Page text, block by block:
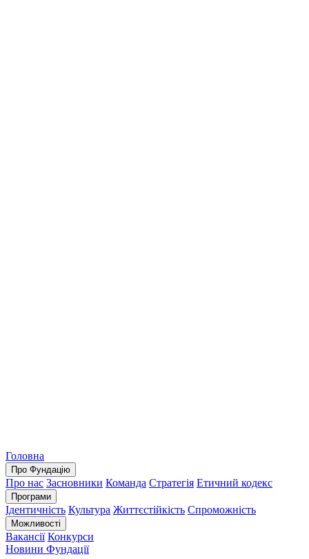
Головна
Про Фундацію
Про нас Засновники Команда Стратегія Етичний кодекс
Програми
Ідентичність Культура Життєстійкість Спроможність
Можливості
Вакансії Конкурси
Новини Фундації